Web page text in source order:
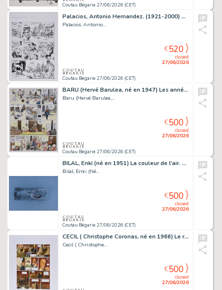
Coutau Bégarie 27/06/2026 (CET)
Palacios, Antonio Hernandez. (1921-2000) Manos Kelly,...
Palacios, Antonio...
Coutau Bégarie 27/06/2026 (CET)
closed
27/06/2026
€520
BARU (Hervé Barulea, né en 1947) Les années Spoutnik,...
Baru (Hervé Barulea,...
Coutau Bégarie 27/06/2026 (CET)
closed
27/06/2026
€500
BILAL, Enki (né en 1951) La couleur de l'air. Fusain...
Bilal, Enki (Né...
Coutau Bégarie 27/06/2026 (CET)
closed
27/06/2026
€500
CECIL ( Christophe Coronas, né en 1966) Le réseau Bombyce,...
Cecil ( Christophe...
closed
27/06/2026
€500